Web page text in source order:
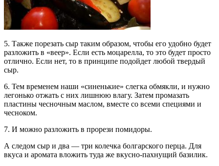
5. Также порезать сыр таким образом, чтобы его удобно будет
разложить в «веер». Если есть моцарелла, то это будет просто
отлично. Если нет, то в принципе подойдет любой твердый
сыр.
6. Тем временем наши «синенькие» слегка обмякли, и нужно
легонько отжать с них лишнюю влагу. Затем промазать
пластины чесночным маслом, вместе со всеми специями и
чесноком.
7. И можно разложить в прорези помидоры.
А следом сыр и два — три колечка болгарского перца. Для
вкуса и аромата вложить туда же вкусно-пахнущий базилик.